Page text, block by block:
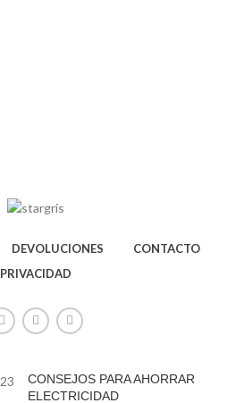
DEVOLUCIONES
CONTACTO
PRIVACIDAD
CONSEJOS PARA AHORRAR
ELECTRICIDAD